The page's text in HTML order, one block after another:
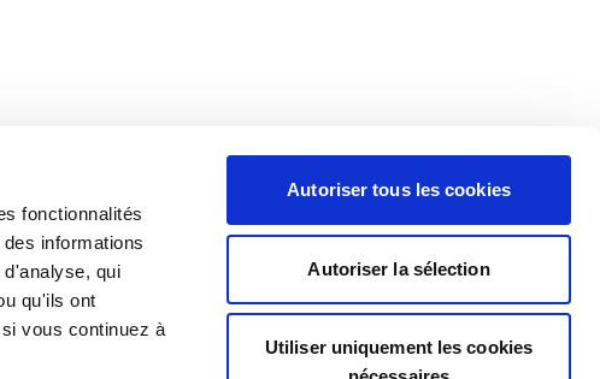
fonctionnalités
informations
qui
qu'ils ont
vous continuez à
Autoriser tous les cookies
Autoriser la sélection
Utiliser uniquement les cookies